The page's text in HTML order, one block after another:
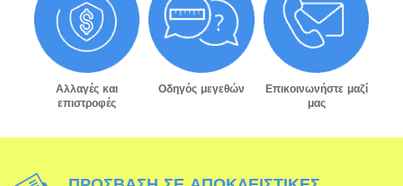
Αλλαγές και
επιστροφές
Οδηγός μεγεθών
Επικοινωνήστε μαζί
μας